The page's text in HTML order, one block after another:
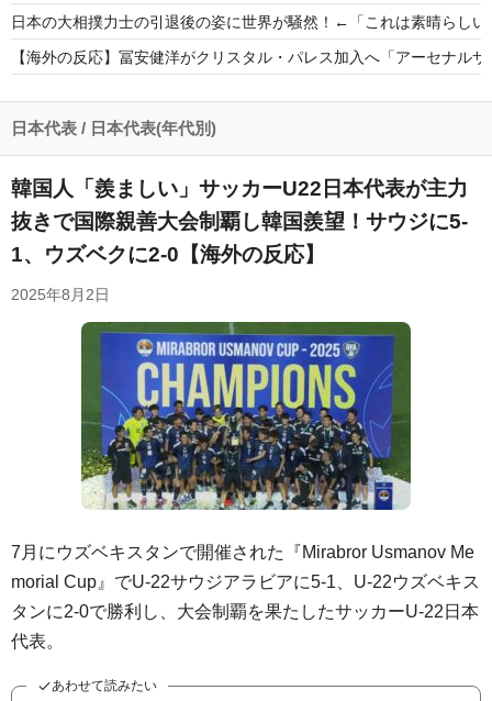
日本の大相撲力士の引退後の姿に世界が騒然！←「これは素晴らし
【海外の反応】冨安健洋がクリスタル・パレス加入へ「アーセナル
【海外の反応】大谷最大のライバル、ジャッジが試合前に闘病中の
Powered by livedoor 相互RSS
日本代表 / 日本代表(年代別)
韓国人「羨ましい」サッカーU22日本代表が主力
抜きで国際親善大会制覇し韓国羨望！サウジに5-
1、ウズベクに2-0【海外の反応】
2025年8月2日
7月にウズベキスタンで開催された『Mirabror Usmanov Me
morial Cup』でU-22サウジアラビアに5-1、U-22ウズベキス
タンに2-0で勝利し、大会制覇を果たしたサッカーU-22日本
代表。
あわせて読みたい